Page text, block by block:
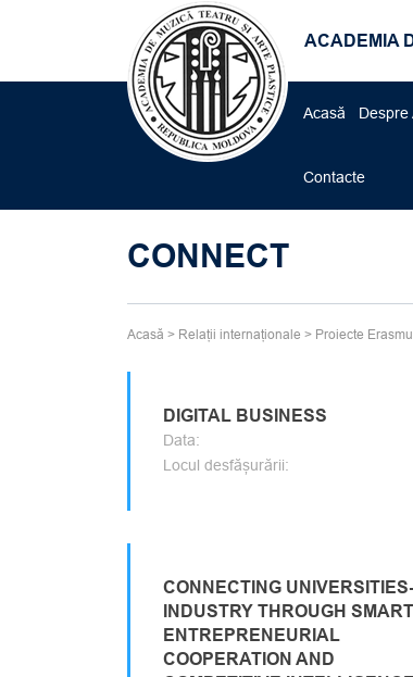
ACADEMIA
Acasă Despre
Contacte
CONNECT
Acasă > Relații internaționale > Proiecte
DIGITAL BUSINESS
Data:
Locul desfășurării:
CONNECTING UNIVERSITIES-
INDUSTRY THROUGH SMART
ENTREPRENEURIAL
COOPERATION AND